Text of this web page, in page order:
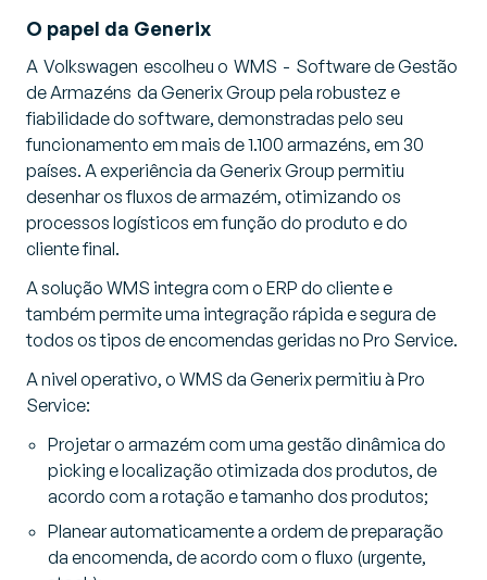
O papel da Generix
A Volkswagen escolheu o WMS - Software de Gestão
de Armazéns da Generix Group pela robustez e
fiabilidade do software, demonstradas pelo seu
funcionamento em mais de 1.100 armazéns, em 30
países. A experiência da Generix Group permitiu
desenhar os fluxos de armazém, otimizando os
processos logísticos em função do produto e do
cliente final.
A solução WMS integra com o ERP do cliente e
também permite uma integração rápida e segura de
todos os tipos de encomendas geridas no Pro Service.
A nivel operativo, o WMS da Generix permitiu à Pro
Service:
Projetar o armazém com uma gestão dinâmica do
picking e localização otimizada dos produtos, de
acordo com a rotação e tamanho dos produtos;
Planear automaticamente a ordem de preparação
da encomenda, de acordo com o fluxo (urgente,